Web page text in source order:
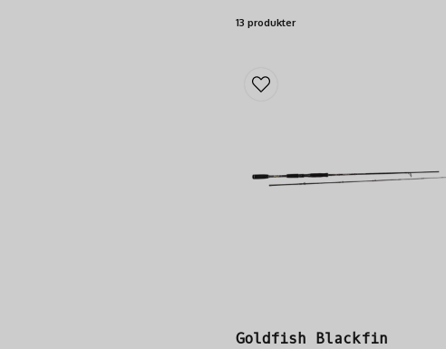
13 produkter
Goldfish Blackfin